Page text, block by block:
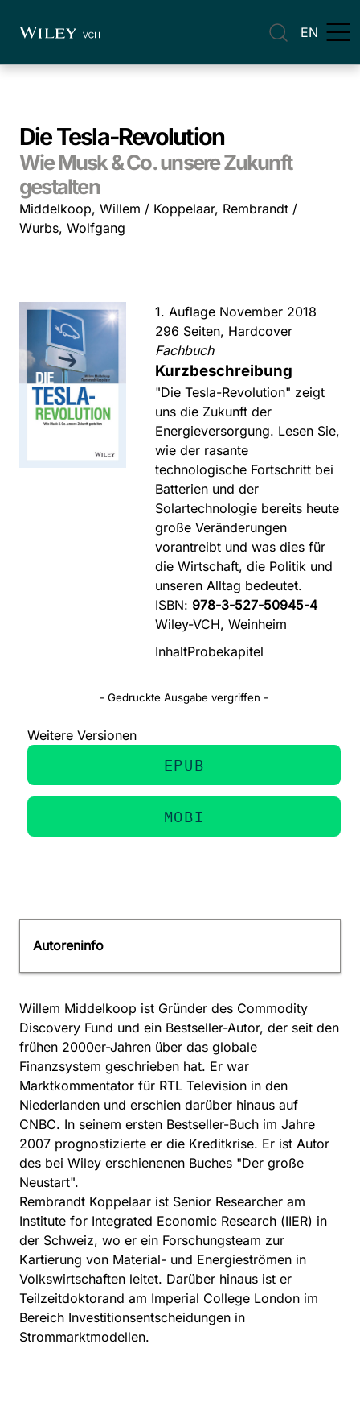
EN
Die Tesla-Revolution
Wie Musk & Co. unsere Zukunft
gestalten
Middelkoop, Willem / Koppelaar, Rembrandt /
Wurbs, Wolfgang
1. Auflage November 2018
296 Seiten, Hardcover
Fachbuch
Kurzbeschreibung
"Die Tesla-Revolution" zeigt
uns die Zukunft der
Energieversorgung. Lesen Sie,
wie der rasante
technologische Fortschritt bei
Batterien und der
Solartechnologie bereits heute
große Veränderungen
vorantreibt und was dies für
die Wirtschaft, die Politik und
unseren Alltag bedeutet.
ISBN: 978-3-527-50945-4
Wiley-VCH, Weinheim
InhaltProbekapitel
- Gedruckte Ausgabe vergriffen -
Weitere Versionen
EPUB
MOBI
Autoreninfo
Willem Middelkoop ist Gründer des Commodity
Discovery Fund und ein Bestseller-Autor, der seit den
frühen 2000er-Jahren über das globale
Finanzsystem geschrieben hat. Er war
Marktkommentator für RTL Television in den
Niederlanden und erschien darüber hinaus auf
CNBC. In seinem ersten Bestseller-Buch im Jahre
2007 prognostizierte er die Kreditkrise. Er ist Autor
des bei Wiley erschienenen Buches "Der große
Neustart".
Rembrandt Koppelaar ist Senior Researcher am
Institute for Integrated Economic Research (IIER) in
der Schweiz, wo er ein Forschungsteam zur
Kartierung von Material- und Energieströmen in
Volkswirtschaften leitet. Darüber hinaus ist er
Teilzeitdoktorand am Imperial College London im
Bereich Investitionsentscheidungen in
Strommarktmodellen.